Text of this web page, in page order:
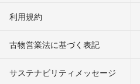
利用規約
古物営業法に基づく表記
サステナビリティメッセージ